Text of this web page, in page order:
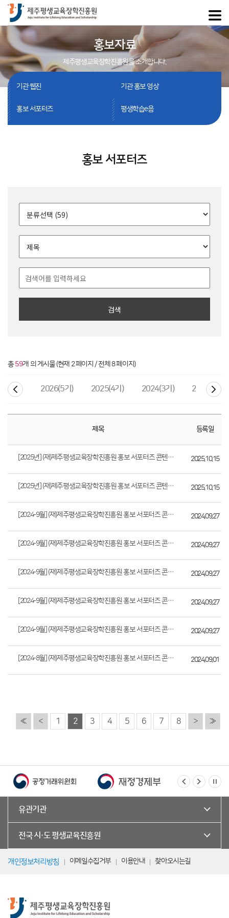
홍보자료
제주평생교육장학진흥원을 소개합니다.
기관 웹진 기관 홍보 영상
홍보 서포터즈 평생학습e음
홍보 서포터즈
검색
총59개 의 게시물 (현재 2 페이지 / 전체 8 페이지)
2026(5기) 2025(4기) 2024(3기) 2023(2기)
제목 등록일
[2025년] (재)제주평생교육장학진흥원 홍보 서포터즈 콘텐츠 (JILES 홍보지기 ... 2025.10.15
[2025년] (재)제주평생교육장학진흥원 홍보 서포터즈 콘텐츠 (JILES 홍보지기 ... 2025.10.15
[2024-9월] (재)제주평생교육장학진흥원 홍보 서포터즈 콘텐츠 (JILES 홍보지... 2024.09.27
[2024-9월] (재)제주평생교육장학진흥원 홍보 서포터즈 콘텐츠 (JILES 홍보지... 2024.09.27
[2024-9월] (재)제주평생교육장학진흥원 홍보 서포터즈 콘텐츠 (JILES 홍보지... 2024.09.27
[2024-9월] (재)제주평생교육장학진흥원 홍보 서포터즈 콘텐츠 (JILES 홍보지... 2024.09.27
[2024-9월] (재)제주평생교육장학진흥원 홍보 서포터즈 콘텐츠 (JILES 홍보지... 2024.09.27
[2024-8월] (재)제주평생교육장학진흥원 홍보 서포터즈 콘텐츠 (JILES 홍보지... 2024.09.01
« < 1 2 3 4 5 6 7 8 > »
유관기관
전국 시·도 평생교육진흥원
개인정보처리방침 이메일수집거부 이용안내 찾아오시는길